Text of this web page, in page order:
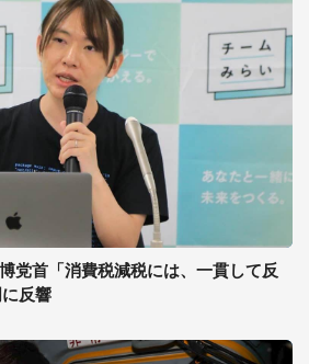
党首「消費税減税には、一貫して反
反響